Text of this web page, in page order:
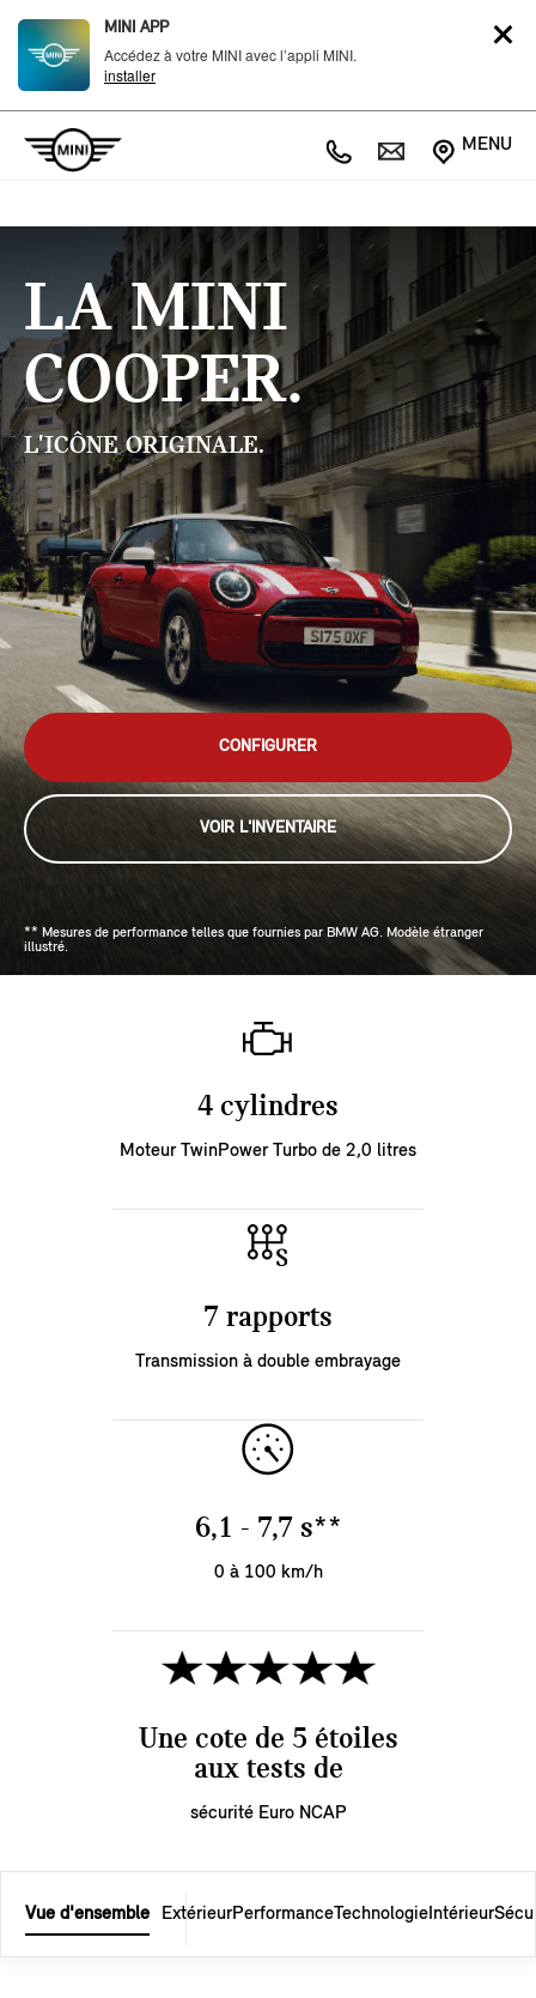
MINI APP
Accédez à votre MINI avec l’appli MINI.
installer
MENU
** Mesures de performance telles que fournies par BMW AG. Modèle étranger
illustré.
LA MINI
COOPER.
L'ICÔNE ORIGINALE.
CONFIGURER
VOIR L'INVENTAIRE
4 cylindres
Moteur TwinPower Turbo de 2,0 litres
7 rapports
Transmission à double embrayage
6,1 - 7,7 s**
0 à 100 km/h
Une cote de 5 étoiles
aux tests de
sécurité Euro NCAP
Vue d'ensemble ExtérieurPerformanceTechnologie Intérieur